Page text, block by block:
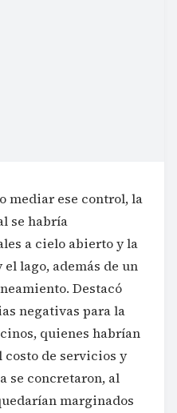
mediar ese control, la
se habría
a cielo abierto y la
lago, además de un
Destacó
negativas para la
quienes habrían
costo de servicios y
se concretaron, al
marginados